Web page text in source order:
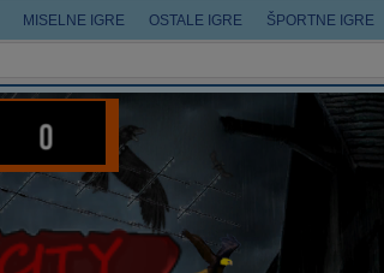
MISELNE IGRE OSTALE IGRE ŠPORTNE IGRE